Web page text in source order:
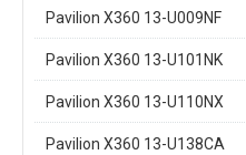
Pavilion X360 13-U009NF
Pavilion X360 13-U101NK
Pavilion X360 13-U110NX
Pavilion X360 13-U138CA